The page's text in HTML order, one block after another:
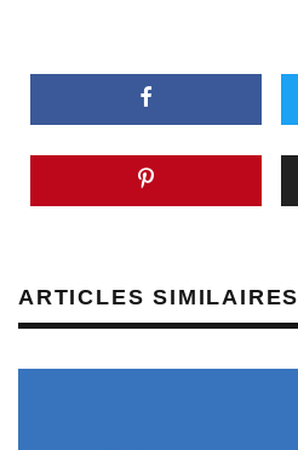
ARTICLES SIMILAIRES